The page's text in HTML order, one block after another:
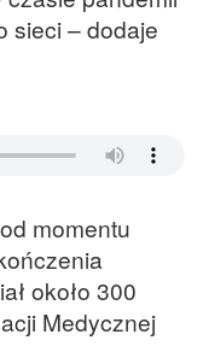
sieci – dodaje
momentu
około 300
Medycznej